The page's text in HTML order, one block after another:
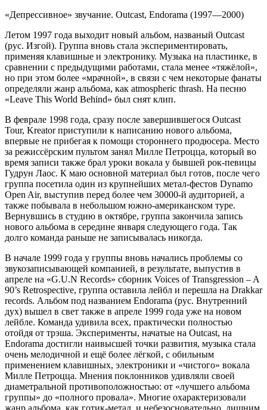
«Депрессивное» звучание. Outcast, Endorama (1997—2000)
Летом 1997 года выходит новый альбом, названый Outcast
(рус. Изгой). Группа вновь стала экспериментировать,
применяя клавишные и электронику. Музыка на пластинке, в
сравнении с предыдущими работами, стала менее «тяжёлой»,
но при этом более «мрачной», в связи с чем некоторые фанаты
определяли жанр альбома, как atmospheric thrash. На песню
«Leave This World Behind» был снят клип.
В феврале 1998 года, сразу после завершившегося Outcast
Tour, Kreator приступили к написанию нового альбома,
впервые не прибегая к помощи стороннего продюсера. Место
за режиссёрским пультом занял Милле Петроцца, который во
время записи также брал уроки вокала у бывшей рок-певицы
Гудрун Лаос. К маю основной материал был готов, после чего
группа посетила один из крупнейших метал-фестов Dynamo
Open Air, выступив перед более чем 30000-й аудиторией, а
также побывала в небольшом южно-американском туре.
Вернувшись в студию в октябре, группа закончила запись
нового альбома в середине января следующего года. Так
долго команда раньше не записывалась никогда.
В начале 1999 года у группы вновь начались проблемы со
звукозаписывающей компанией, в результате, выпустив в
апреле на «G.U.N Records» сборник Voices of Transgression – A
90’s Retrospective, группа оставила лейбл и перешла на Drakkar
records. Альбом под названием Endorama (рус. Внутренний
дух) вышел в свет также в апреле 1999 года уже на новом
лейбле. Команда удивила всех, практически полностью
отойдя от трэша. Эксперименты, начатые на Outcast, на
Endorama достигли наивысшей точки развития, музыка стала
очень мелодичной и ещё более лёгкой, с обильным
применением клавишных, электроники и «чистого» вокала
Милле Петроцца. Мнения поклонников удивляли своей
диаметральной противоположностью: от «лучшего альбома
группы» до «полного провала». Многие охарактеризовали
жанр альбома, как готик-метал, и небезосновательно, лишним